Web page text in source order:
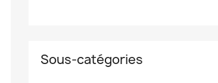
Sous-catégories